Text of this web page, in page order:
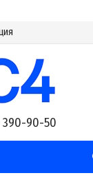
390-90-50